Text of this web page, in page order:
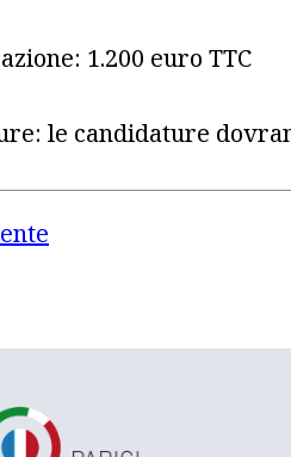
1.200 euro TTC
le candidature